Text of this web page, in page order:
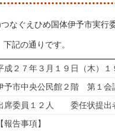
なぐえひめ国体伊予市実行
記の通りです。
成２７年３月１９日（木）１
予市中央公民館２階 第１会
席委員１２人 委任状提出
【報告事項】